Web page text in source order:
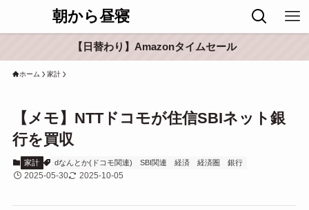
朝から昼寝
【日替わり】Amazonタイムセール
ホーム 家計
【メモ】NTTドコモが住信SBIネット銀
行を買収
家計 dなんとか(ドコモ関連) SBI関連 経済 経済圏 銀行
2025-05-30 2025-10-05